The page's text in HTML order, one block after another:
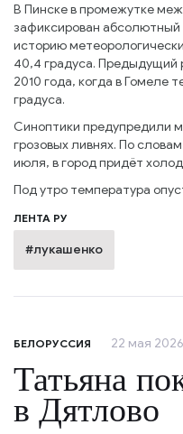
В Пинске в промежутке
зафиксирован
историю
40,4 градуса. Предыдущий
2010 года, когда в Гомеле
градуса.
Синоптики предупредили
грозовых ливнях. По
июля, в город придёт
Под утро температура
ЛЕНТА РУ
#лукашенко
БЕЛОРУССИЯ 22 мая
Татьяна
в Дятлово